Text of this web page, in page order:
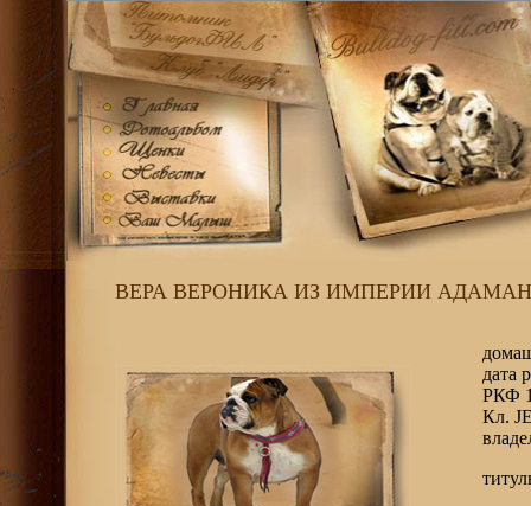
ВЕРА ВЕРОНИКА ИЗ ИМПЕРИИ
дата
РКФ
Кл.